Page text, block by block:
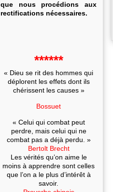
que nous procédions aux
rectifications nécessaires.
******
« Dieu se rit des hommes qui
déplorent les effets dont ils
chérissent les causes »
Bossuet
« Celui qui combat peut
perdre, mais celui qui ne
combat pas a déjà perdu. »
Bertolt Brecht
Les vérités qu’on aime le
moins à apprendre sont celles
que l’on a le plus d’intérêt à
savoir.